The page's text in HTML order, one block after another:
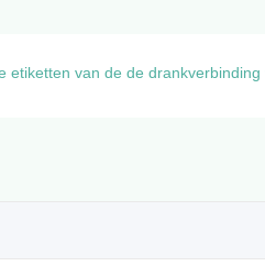
etiketten van de de